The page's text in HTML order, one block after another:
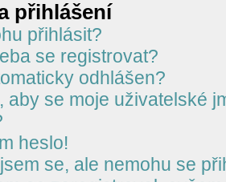
přihlášení
přihlásit?
se registrovat?
odhlášen?
aby se moje uživatelské
heslo!
se, ale nemohu se